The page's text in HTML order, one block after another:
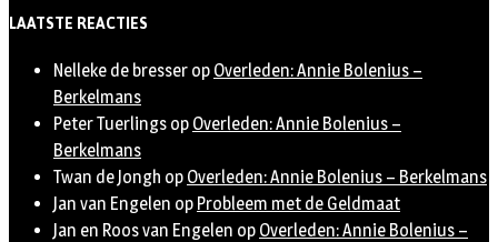
LAATSTE REACTIES
Nelleke de bresser op Overleden: Annie Bolenius –
Berkelmans
Peter Tuerlings op Overleden: Annie Bolenius –
Berkelmans
Twan de Jongh op Overleden: Annie Bolenius – Berkelmans
Jan van Engelen op Probleem met de Geldmaat
Jan en Roos van Engelen op Overleden: Annie Bolenius –